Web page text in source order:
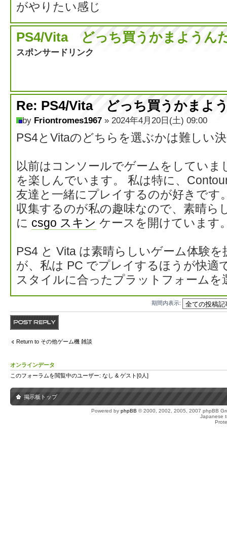
がやりたい感じ
PS4/Vita どっち買うかまようん
スポンサードリンク
Re: PS4/Vita どっち買うかまよ
by Friontromes1967 » 2024年4月20日(土) 09:00
PS4とVitaのどちらを選ぶかは難しい
以前はコンソールでゲームをしていま
を楽しんでいます。 私は特に、
友達と一緒にプレイするのが好きです
収集するのが私の趣味なので、素晴ら
に csgo スキン ケースを開けています
PS4 と Vita は素晴らしいゲーム体験
が、私は PC でプレイするほうが快適
スタイルに合ったプラットフォームを
期間内表示:
Return to その他ゲーム機 雑談
オンラインデータ
このフォーラムを閲覧中のユーザー: なし & ゲスト[0人]
掲示板トップ
Powered by phpBB © 2000, 2002, 2005, 2007 phpBB
Japanese